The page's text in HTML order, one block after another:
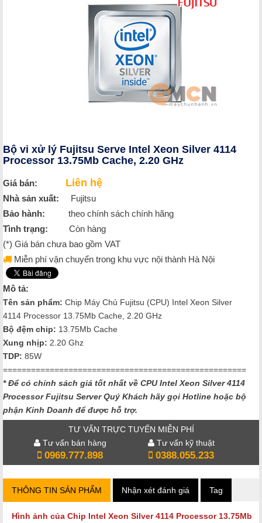
Bộ vi xử lý Fujitsu Serve Intel Xeon Silver 4114
Processor 13.75Mb Cache, 2.20 GHz
Giá bán: Liên hệ
Nhà sản xuất: Fujitsu
Bảo hành: theo chính sách chính hãng
Tình trạng: Còn hàng
(*) Giá bán chưa bao gồm VAT
Miễn phí vận chuyển trong khu vực nội thành Hà Nội
Mô tả:
Tên sản phẩm: Chip Máy Chủ Fujitsu (CPU) Intel Xeon Silver
4114 Processor 13.75Mb Cache, 2.20 GHz
Bộ đệm chip: 13.75Mb Cache
Xung nhịp: 2.20 Ghz
TDP: 85W
====================================================
* Để có chính sách giá tốt nhất về CPU Intel Xeon Silver 4114
Processor Fujitsu Server Quý Khách hãy gọi Hotline hoặc bộ
phận Kinh Doanh để được hỗ trợ.
TƯ VẤN TRỰC TUYẾN MIỄN PHÍ
Tư vấn bán hàng
0969.777.898
Tư vấn kỹ thuật
0388.055.233
THÔNG TIN SẢN PHẨM Nhận xét đánh giá Tag
Hình ảnh của Chip Intel Xeon Silver 4114 Processor 13.75Mb